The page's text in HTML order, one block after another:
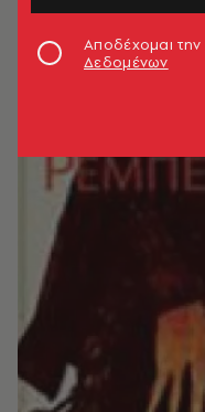
Αποδέχομαι την
Δεδομένων